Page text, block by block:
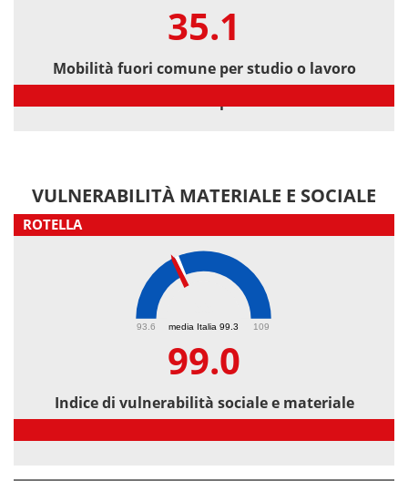
35.1
Mobilità fuori comune per studio o lavoro
VULNERABILITÀ MATERIALE E SOCIALE
ROTELLA
media Italia 99.3
93.6 109
99.0
Indice di vulnerabilità sociale e materiale